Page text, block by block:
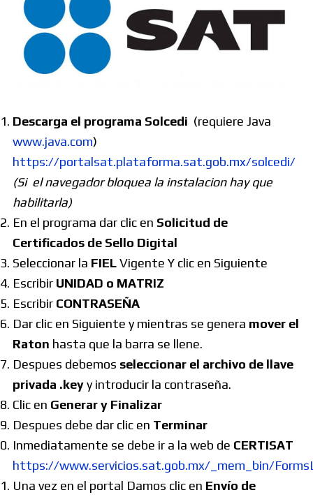
Descarga el programa Solcedi (requiere Java
www.java.com)
https://portalsat.plataforma.sat.gob.mx/solcedi/
(Si el navegador bloquea la instalacion hay que
habilitarla)
En el programa dar clic en Solicitud de
Certificados de Sello Digital
Seleccionar la FIELVigente Y clic en Siguiente
Escribir UNIDAD o MATRIZ
Escribir CONTRASEÑA
Dar clic en Siguiente y mientras se genera mover el
Raton hasta que la barra se llene.
Despues debemos seleccionar el archivo de llave
privada .keyy introducir la contraseña.
Clic en Generar y Finalizar
Despues debe dar clic en Terminar
Inmediatamente se debe ir a la web de CERTISAT
https://www.servicios.sat.gob.mx/_mem_bin/
Una vez en el portal Damos clic en Envío de